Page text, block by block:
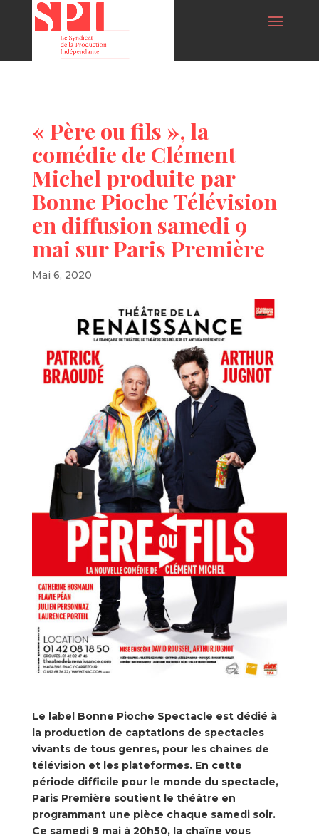
« Père ou fils », la
comédie de Clément
Michel produite par
Bonne Pioche Télévision
en diffusion samedi 9
mai sur Paris Première
Mai 6, 2020
Le label Bonne Pioche Spectacle est dédié à
la production de captations de spectacles
vivants de tous genres, pour les chaines de
télévision et les plateformes. En cette
période difficile pour le monde du spectacle,
Paris Première soutient le théâtre en
programmant une pièce chaque samedi soir.
Ce samedi 9 mai à 20h50, la chaîne vous